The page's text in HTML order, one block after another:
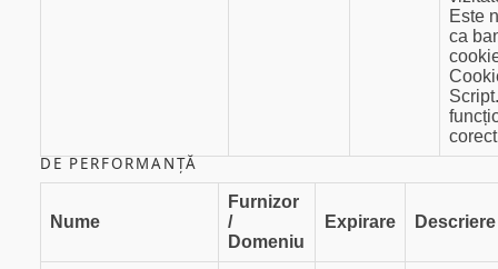
Este
ca
DE PERFORMANȚĂ
Nume
Furnizor
/
Domeniu
Expirare Descriere